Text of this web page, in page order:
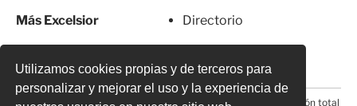
Utilizamos cookies propias y de terceros para
personalizar y mejorar el uso y la experiencia de
Más Excelsior
Directorio
© 2026 Todos los derechos reservados. Prohibida la reproducción total